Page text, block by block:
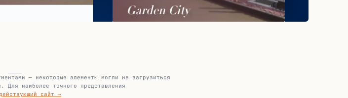
— некоторые элементы могли не загрузиться
Для наиболее точного представления
сайт →